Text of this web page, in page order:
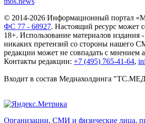
© 2014-2026 Информационный портал
ФС 77 - 68927. Настоящий ресурс может
18+. Использование материалов издания
никаких претензий со стороны нашего
редакции может не совпадать с мнением
Контакты редакции: +7 (495) 765-41-64,
Входит в состав Медиахолдинга
Организации, СМИ и физические лица,